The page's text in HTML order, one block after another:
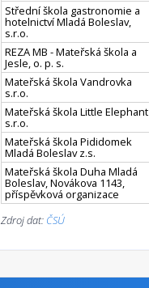
Střední škola gastronomie a
hotelnictví Mladá Boleslav,
s.r.o.
REZA MB - Mateřská škola a
Jesle, o. p. s.
Mateřská škola Vandrovka
s.r.o.
Mateřská škola Little Elephant
s.r.o.
Mateřská škola Pididomek
Mladá Boleslav z.s.
Mateřská škola Duha Mladá
Boleslav, Novákova 1143,
příspěvková organizace
Zdroj dat: ČSÚ